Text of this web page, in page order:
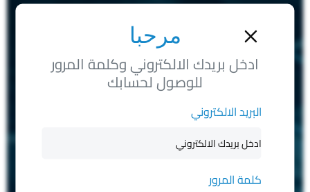
مرحبا
ادخل بريدك الالكتروني وكلمة المرور
للوصول لحسابك
البريد الالكتروني
كلمة المرور